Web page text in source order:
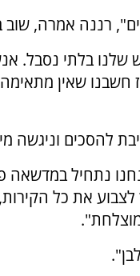
רננה אמרה, שוב
שלנו בלתי נסבל.
חשבנו שאין
להסכים וניגשה
נתחיל במדשאה
את כל